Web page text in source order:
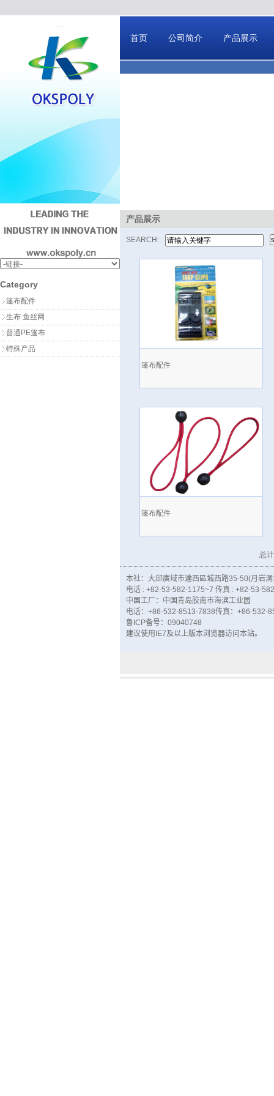
首页 公司简介 产品展示
Category
篷布配件
生布 鱼丝网
普通PE篷布
特殊产品
产品展示
SEARCH:
篷布配件
篷布配件
总
本社：大邱廣域市達西區城西路35-50(月岩
电话 : +82-53-582-1175~7 传真 : +82-53-
中国工厂： 中国青岛胶南市海滨工业园
电话： +86-532-8513-7838传真： +86-532-
鲁ICP备号 ： 09040748
建议使用 IE7及以上版本浏览器访问本站。